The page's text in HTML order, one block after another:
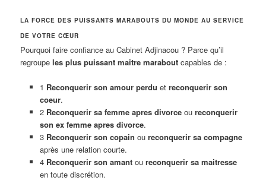
LA FORCE DES PUISSANTS MARABOUTS DU MONDE AU SERVICE
DE VOTRE CŒUR
Pourquoi faire confiance au Cabinet Adjinacou ? Parce qu’il
regroupeles plus puissant maitre marabout capables de :
1 Reconquerir son amour perdu et reconquerir son
coeur.
2 Reconquerir sa femme apres divorceou reconquerir
son ex femme apres divorce.
3 Reconquerir son copain ou reconquerir sa compagne
après une relation courte.
4 Reconquerir son amantou reconquerir sa maitresse
en toute discrétion.